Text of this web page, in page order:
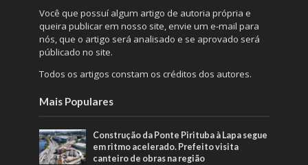
Você que possuí algum artigo de autoria própria e
queira publicar em nosso site, envie um e-mail para
nós, que o artigo será analisado e se aprovado será
públicado no site.
Todos os artigos constam os créditos dos autores.
Mais Populares
Construção da Ponte Pirituba à Lapa segue
em ritmo acelerado. Prefeito visita
canteiro de obras na região